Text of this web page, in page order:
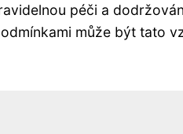
péči a
může být tato